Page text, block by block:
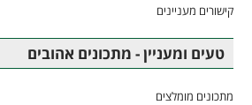
קישורים מעניינים
טעים ומעניין - מתכונים אהובים
מתכונים מומלצים